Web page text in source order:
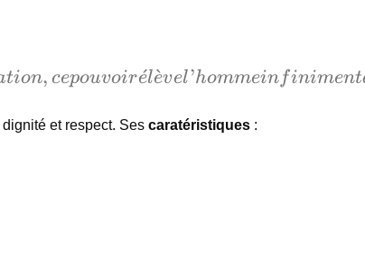
tion, cepouvoire
ˊle
ˋvel’hommeinfiniment
et respect. Sescaratéristiques :